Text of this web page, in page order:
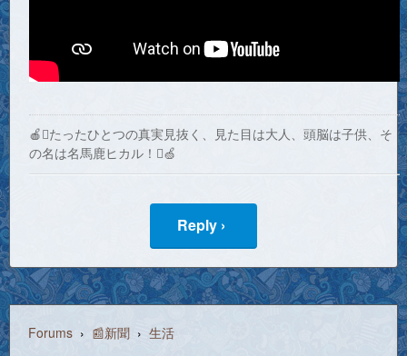
🍎たったひとつの真実見抜く、見た目は大人、頭脳は子供、そ
の名は名馬鹿ヒカル！🍏
Reply ›
Forums › 📰新聞 › 生活